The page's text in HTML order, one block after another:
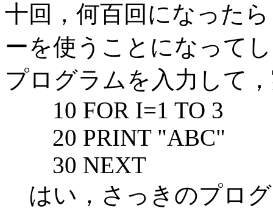
十回，何百回になった
ーを使うことになって
プログラムを入力して
10 FOR I=1 TO 3
20 PRINT "ABC"
30 NEXT
はい，さっきのプロ